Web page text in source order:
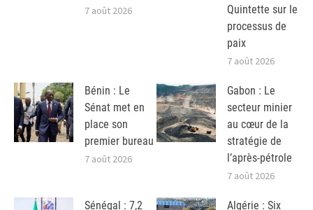
7 août 2026
Quintette sur le
processus de
paix
7 août 2026
Bénin : Le
Sénat met en
place son
premier bureau
7 août 2026
Gabon : Le
secteur minier
au cœur de la
stratégie de
l’après-pétrole
7 août 2026
Sénégal : 7,2
Algérie : Six